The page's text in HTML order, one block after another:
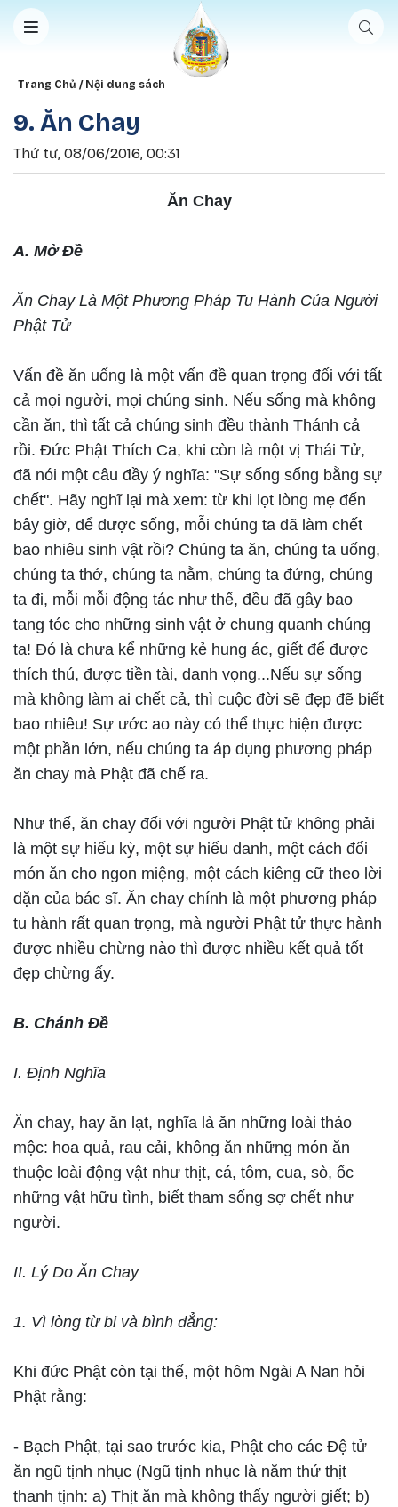
Nhảy đến nội dung
Breadcrumb
Trang Chủ Nội dung sách
9. Ăn Chay
Thứ tư, 08/06/2016, 00:31
Ăn Chay
A. Mở Đề
Ăn Chay Là Một Phương Pháp Tu Hành Của Người
Phật Tử
Vấn đề ăn uống là một vấn đề quan trọng đối với tất
cả mọi người, mọi chúng sinh. Nếu sống mà không
cần ăn, thì tất cả chúng sinh đều thành Thánh cả
rồi. Đức Phật Thích Ca, khi còn là một vị Thái Tử,
đã nói một câu đầy ý nghĩa: "Sự sống sống bằng sự
chết". Hãy nghĩ lại mà xem: từ khi lọt lòng mẹ đến
bây giờ, để được sống, mỗi chúng ta đã làm chết
bao nhiêu sinh vật rồi? Chúng ta ăn, chúng ta uống,
chúng ta thở, chúng ta nằm, chúng ta đứng, chúng
ta đi, mỗi mỗi động tác như thế, đều đã gây bao
tang tóc cho những sinh vật ở chung quanh chúng
ta! Đó là chưa kể những kẻ hung ác, giết để được
thích thú, được tiền tài, danh vọng...Nếu sự sống
mà không làm ai chết cả, thì cuộc đời sẽ đẹp đẽ biết
bao nhiêu! Sự ước ao này có thể thực hiện được
một phần lớn, nếu chúng ta áp dụng phương pháp
ăn chay mà Phật đã chế ra.
Như thế, ăn chay đối với người Phật tử không phải
là một sự hiếu kỳ, một sự hiếu danh, một cách đổi
món ăn cho ngon miệng, một cách kiêng cữ theo lời
dặn của bác sĩ. Ăn chay chính là một phương pháp
tu hành rất quan trọng, mà người Phật tử thực hành
được nhiều chừng nào thì được nhiều kết quả tốt
đẹp chừng ấy.
B. Chánh Đề
I. Định Nghĩa
Ăn chay, hay ăn lạt, nghĩa là ăn những loài thảo
mộc: hoa quả, rau cải, không ăn những món ăn
thuộc loài động vật như thịt, cá, tôm, cua, sò, ốc
những vật hữu tình, biết tham sống sợ chết như
người.
II. Lý Do Ăn Chay
1. Vì lòng từ bi và bình đẳng:
Khi đức Phật còn tại thế, một hôm Ngài A Nan hỏi
Phật rằng:
- Bạch Phật, tại sao trước kia, Phật cho các Đệ tử
ăn ngũ tịnh nhục (Ngũ tịnh nhục là năm thứ thịt
thanh tịnh: a) Thịt ăn mà không thấy người giết; b)